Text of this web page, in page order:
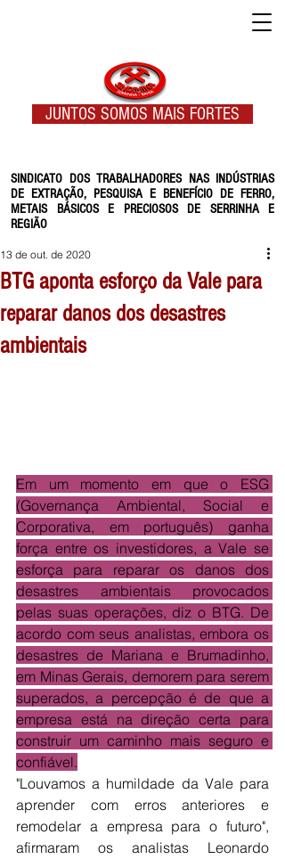
SINDICATO DOS TRABALHADORES NAS INDÚSTRIAS
DE EXTRAÇÃO, PESQUISA E BENEFÍCIO DE FERRO,
METAIS BÁSICOS E PRECIOSOS DE SERRINHA E
REGIÃO
JUNTOS SOMOS MAIS FORTES
BTG aponta esforço da Vale para
reparar danos dos desastres
ambientais
13 de out. de 2020
Em um momento em que o ESG
(Governança Ambiental, Social e
Corporativa, em português) ganha
força entre os investidores, a Vale se
esforça para reparar os danos dos
desastres ambientais provocados
pelas suas operações, diz o BTG. De
acordo com seus analistas, embora os
desastres de Mariana e Brumadinho,
em Minas Gerais, demorem para serem
superados, a percepção é de que a
empresa está na direção certa para
construir um caminho mais seguro e
confiável.
"Louvamos a humildade da Vale para
aprender com erros anteriores e
remodelar a empresa para o futuro",
afirmaram os analistas Leonardo